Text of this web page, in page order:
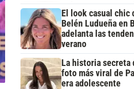
El look casual chic
Belén Ludueña en
adelanta las
verano
La historia secreta
foto más viral de
era adolescente